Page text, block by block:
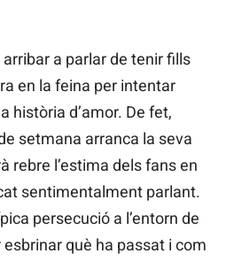
arribar a parlar de tenir fills
en la feina per intentar
història d’amor. De fet,
setmana arranca la seva
rebre l’estima dels fans en
sentimentalment parlant.
persecució a l’entorn de
què ha passat i com